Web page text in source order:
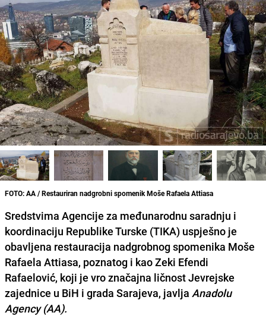
FOTO: AA / Restauriran nadgrobni spomenik Moše Rafaela Attiasa
Sredstvima Agencije za međunarodnu saradnju i
koordinaciju Republike Turske (TIKA) uspješno je
obavljena restauracija nadgrobnog spomenika Moše
Rafaela Attiasa, poznatog i kaoZeki Efendi
Rafaelović, koji je vro značajna ličnost Jevrejske
zajednice u BiH i grada Sarajeva, javlja Anadolu
Agency (AA).